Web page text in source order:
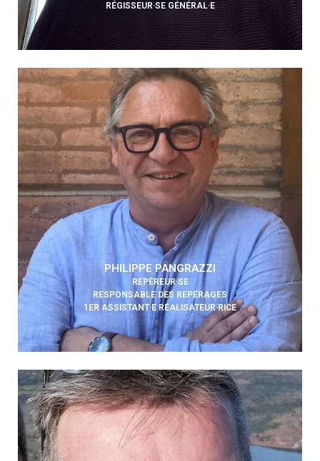
RÉGISSEUR·SE GÉNÉRAL·E
PHILIPPE PANGRAZZI
REPÉREUR·SE
RESPONSABLE DES REPÉRAGES
1ER ASSISTANT·E RÉALISATEUR·RICE